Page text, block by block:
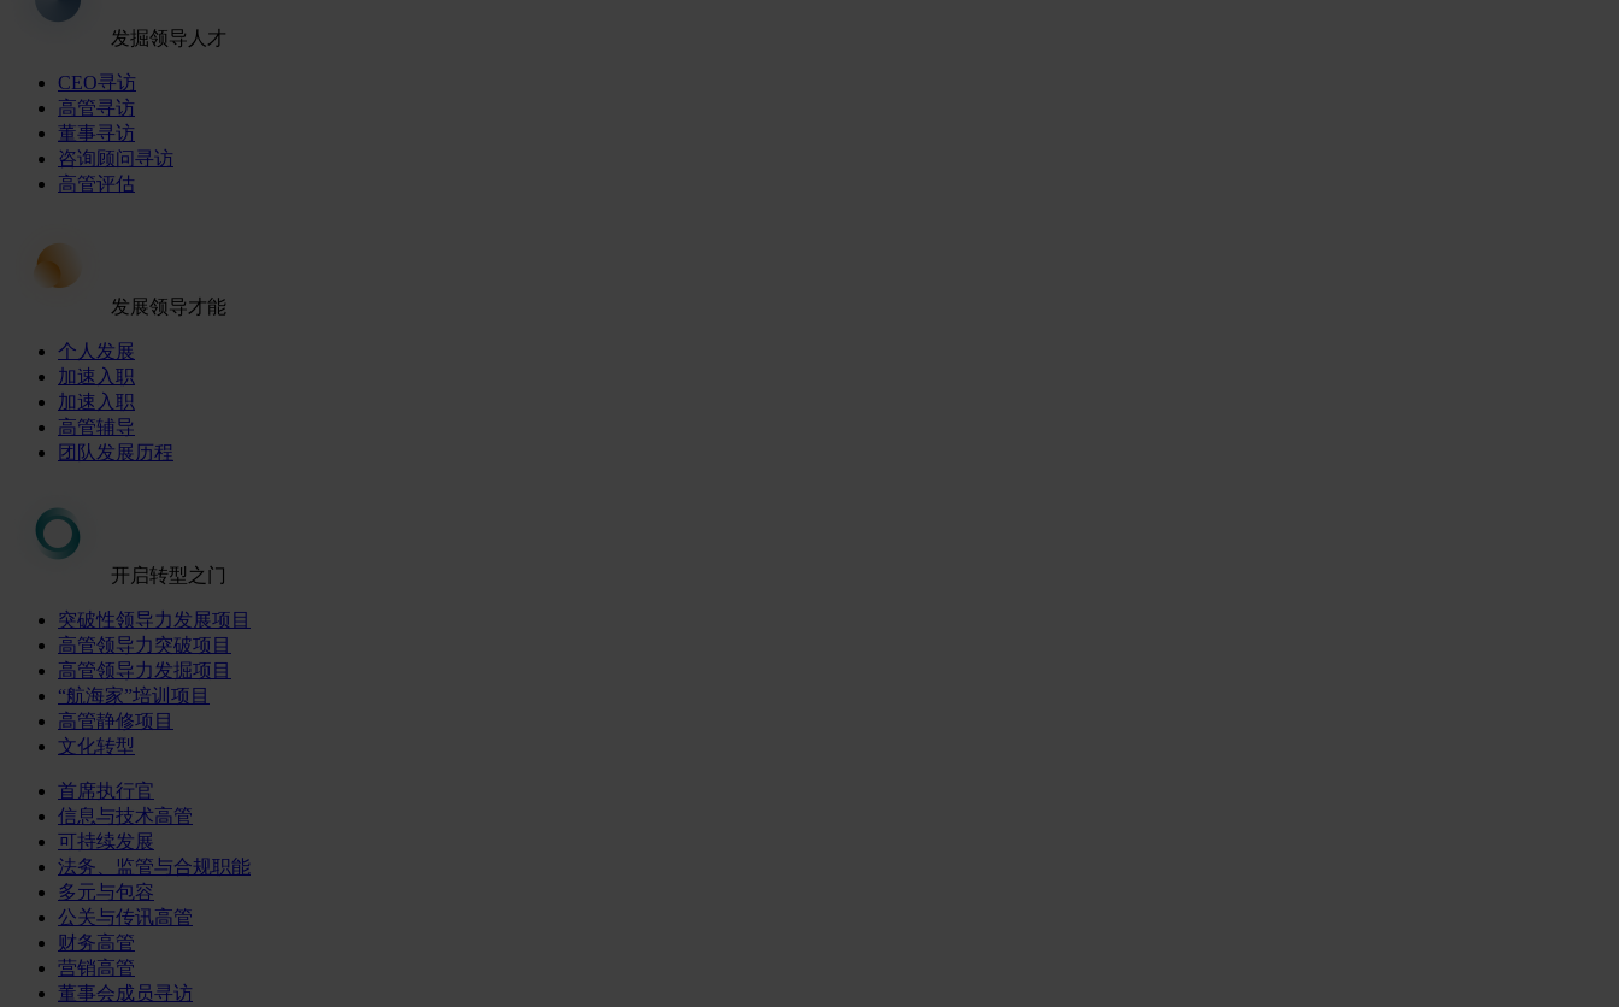
发掘领导人才
CEO寻访
高管寻访
董事寻访
咨询顾问寻访
高管评估
发展领导才能
个人发展
加速入职
加速入职
高管辅导
团队发展历程
开启转型之门
突破性领导力发展项目
高管领导力突破项目
高管领导力发掘项目
“航海家”培训项目
高管静修项目
文化转型
首席执行官
信息与技术高管
可持续发展
法务、监管与合规职能
多元与包容
公关与传讯高管
财务高管
营销高管
董事会成员寻访